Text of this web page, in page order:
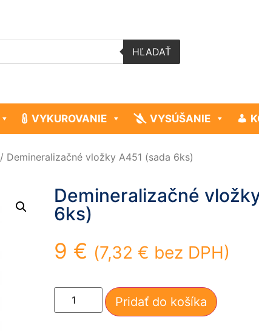
HĽADAŤ
VYKUROVANIE VYSÚŠANIE
/ Demineralizačné vložky A451 (sada 6ks)
Demineralizačné
6ks)
9 € (7,32 € bez DPH)
Pridať do košíka